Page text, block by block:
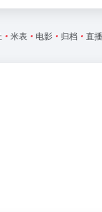
• 米表 • 电影 • 归档 • 直播